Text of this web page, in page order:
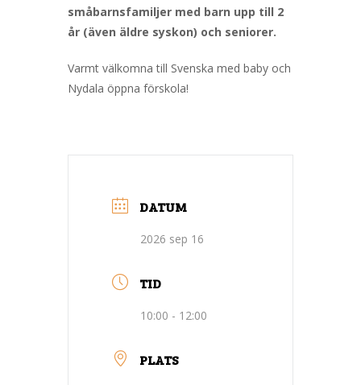
småbarnsfamiljer med barn upp till 2
år (även äldre syskon) och seniorer.
Varmt välkomna till Svenska med baby och
Nydala öppna förskola!
DATUM
2026 sep 16
TID
10:00 - 12:00
PLATS